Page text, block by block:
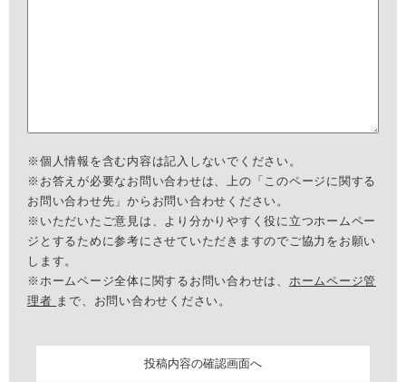
※個人情報を含む内容は記入しないでください。
※お答えが必要なお問い合わせは、上の「このページに関する
お問い合わせ先」からお問い合わせください。
※いただいたご意見は、より分かりやすく役に立つホームペー
ジとするために参考にさせていただきますのでご協力をお願い
します。
※ホームページ全体に関するお問い合わせは、 ホームページ管
理者 まで、お問い合わせください。